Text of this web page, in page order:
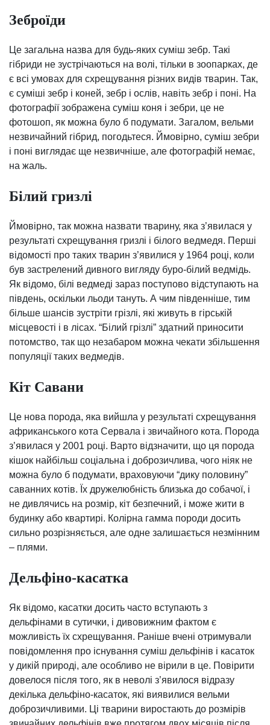
Зеброїди
Це загальна назва для будь-яких суміш зебр. Такі
гібриди не зустрічаються на волі, тільки в зоопарках, де
є всі умовах для схрещування різних видів тварин. Так,
є суміші зебр і коней, зебр і ослів, навіть зебр і поні. На
фотографії зображена суміш коня і зебри, це не
фотошоп, як можна було б подумати. Загалом, вельми
незвичайний гібрид, погодьтеся. Ймовірно, суміш зебри
і поні виглядає ще незвичніше, але фотографій немає,
на жаль.
Білий гризлі
Ймовірно, так можна назвати тварину, яка з’явилася у
результаті схрещування гризлі і білого ведмедя. Перші
відомості про таких тварин з’явилися у 1964 році, коли
був застрелений дивного вигляду буро-білий ведмідь.
Як відомо, білі ведмеді зараз поступово відступають на
південь, оскільки льоди тануть. А чим південніше, тим
більше шансів зустріти грізлі, які живуть в гірській
місцевості і в лісах. “Білий грізлі” здатний приносити
потомство, так що незабаром можна чекати збільшення
популяції таких ведмедів.
Кіт Савани
Це нова порода, яка вийшла у результаті схрещування
африканського кота Сервала і звичайного кота. Порода
з’явилася у 2001 році. Варто відзначити, що ця порода
кішок найбільш соціальна і доброзичлива, чого ніяк не
можна було б подумати, враховуючи “дику половину”
саванних котів. Їх дружелюбність близька до собачої, і
не дивлячись на розмір, кіт безпечний, і може жити в
будинку або квартирі. Колірна гамма породи досить
сильно розрізняється, але одне залишається незмінним
– плями.
Дельфіно-касатка
Як відомо, касатки досить часто вступають з
дельфінами в сутички, і дивовижним фактом є
можливість їх схрещування. Раніше вчені отримували
повідомлення про існування суміш дельфінів і касаток
у дикій природі, але особливо не вірили в це. Повірити
довелося після того, як в неволі з’явилося відразу
декілька дельфіно-касаток, які виявилися вельми
доброзичливими. Ці тварини виростають до розмірів